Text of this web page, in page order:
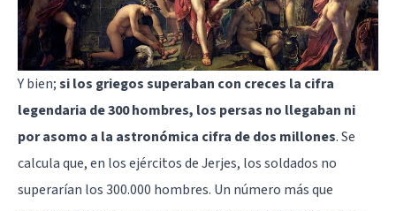
Y bien;si los griegos superaban con creces la cifra
legendaria de 300 hombres, los persas no llegaban ni
por asomo a la astronómica cifra de dos millones. Se
calcula que, en los ejércitos de Jerjes, los soldados no
superarían los 300.000 hombres. Un número más que